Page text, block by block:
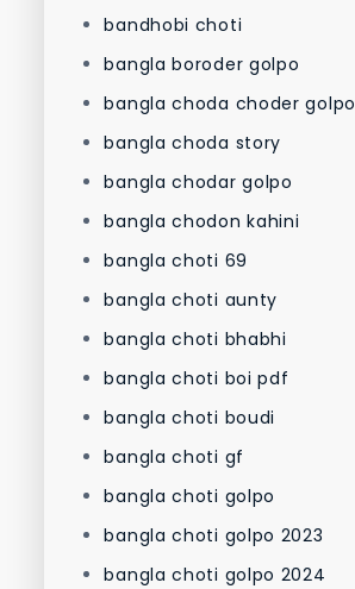
bandhobi choti
bangla boroder golpo
bangla choda choder golpo
bangla choda story
bangla chodar golpo
bangla chodon kahini
bangla choti 69
bangla choti aunty
bangla choti bhabhi
bangla choti boi pdf
bangla choti boudi
bangla choti gf
bangla choti golpo
bangla choti golpo 2023
bangla choti golpo 2024